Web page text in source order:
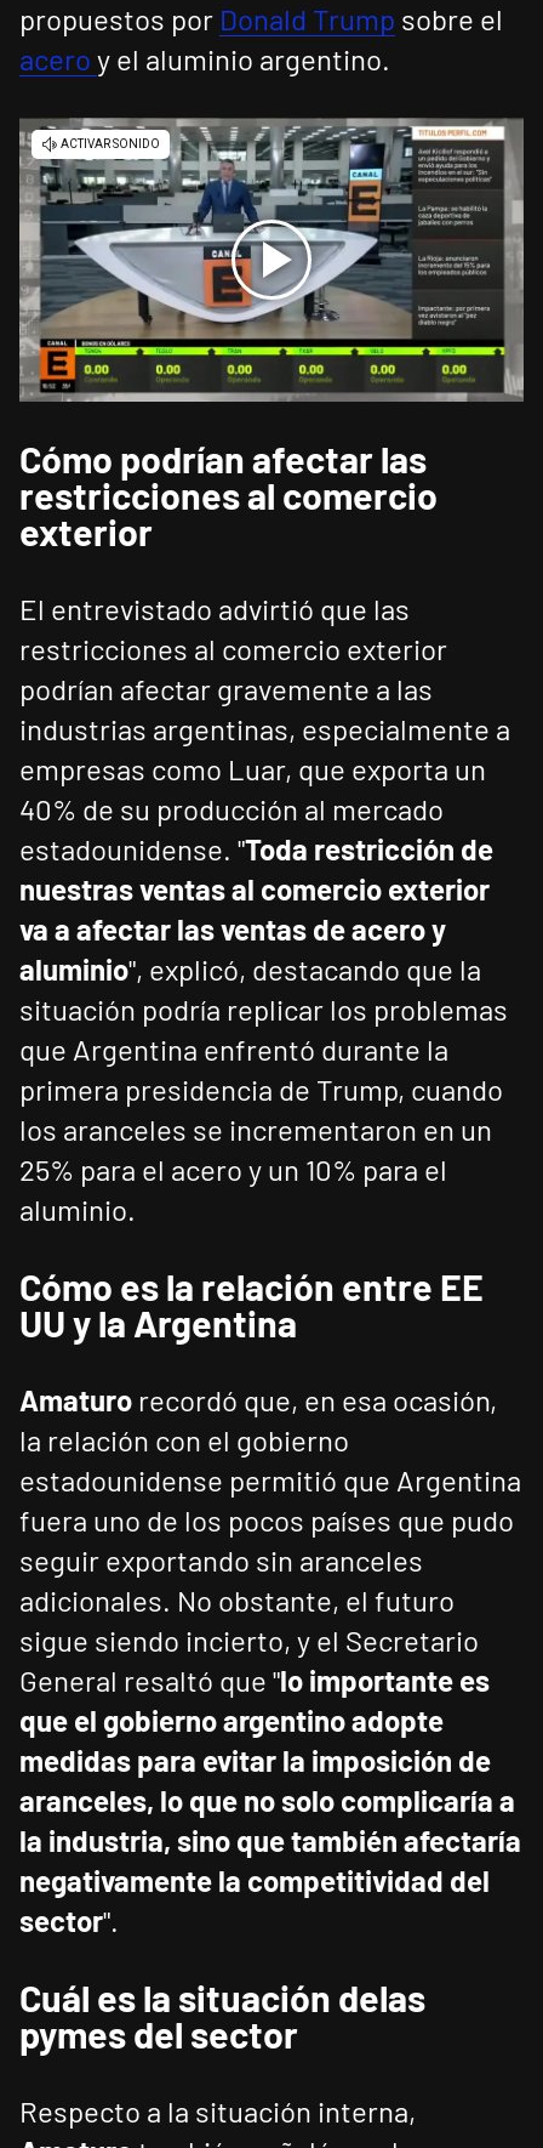
propuestos por Donald Trump sobre el
acero y el aluminio argentino.
Cómo podrían afectar las
restricciones al comercio
exterior
El entrevistado advirtió que las
restricciones al comercio exterior
podrían afectar gravemente a las
industrias argentinas, especialmente a
empresas como Luar, que exporta un
40% de su producción al mercado
estadounidense. "Toda restricción de
nuestras ventas al comercio exterior
va a afectar las ventas de acero y
aluminio", explicó, destacando que la
situación podría replicar los problemas
que Argentina enfrentó durante la
primera presidencia de Trump, cuando
los aranceles se incrementaron en un
25% para el acero y un 10% para el
aluminio.
Cómo es la relación entre EE
UU y la Argentina
Amaturo recordó que, en esa ocasión,
la relación con el gobierno
estadounidense permitió que Argentina
fuera uno de los pocos países que pudo
seguir exportando sin aranceles
adicionales. No obstante, el futuro
sigue siendo incierto, y el Secretario
General resaltó que "lo importante es
que el gobierno argentino adopte
medidas para evitar la imposición de
aranceles, lo que no solo complicaría a
la industria, sino que también afectaría
negativamente la competitividad del
sector".
Cuál es la situación delas
pymes del sector
Respecto a la situación interna,